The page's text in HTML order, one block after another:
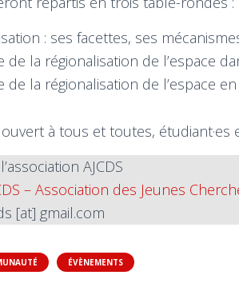
: ses facettes, ses
de la régionalisation de l’espace
de la régionalisation de l’espace
à tous et toutes, étudiant·es
AJCDS
– Association des Jeunes
[at] gmail.com
ÉVÈNEMENTS